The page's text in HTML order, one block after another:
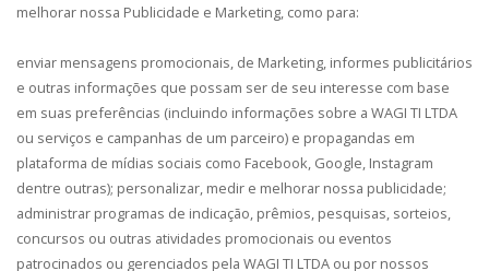
melhorar nossa Publicidade e Marketing, como para:
enviar mensagens promocionais, de Marketing, informes publicitários
e outras informações que possam ser de seu interesse com base
em suas preferências (incluindo informações sobre a WAGI TI LTDA
ou serviços e campanhas de um parceiro) e propagandas em
plataforma de mídias sociais como Facebook, Google, Instagram
dentre outras); personalizar, medir e melhorar nossa publicidade;
administrar programas de indicação, prêmios, pesquisas, sorteios,
concursos ou outras atividades promocionais ou eventos
patrocinados ou gerenciados pela WAGI TI LTDA ou por nossos